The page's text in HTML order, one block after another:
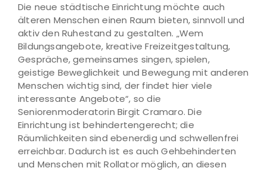
Die neue städtische Einrichtung möchte auch
älteren Menschen einen Raum bieten, sinnvoll und
aktiv den Ruhestand zu gestalten. „Wem
Bildungsangebote, kreative Freizeitgestaltung,
Gespräche, gemeinsames singen, spielen,
geistige Beweglichkeit und Bewegung mit anderen
Menschen wichtig sind, der findet hier viele
interessante Angebote“, so die
Seniorenmoderatorin Birgit Cramaro. Die
Einrichtung ist behindertengerecht; die
Räumlichkeiten sind ebenerdig und schwellenfrei
erreichbar. Dadurch ist es auch Gehbehinderten
und Menschen mit Rollator möglich, an diesen